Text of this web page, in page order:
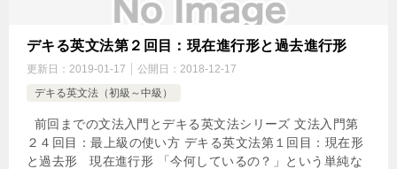
デキる英文法第２回目：現在進行形と過去進行形
更新日： 2019-01-17 公開日： 2018-12-17
デキる英文法（初級～中級）
前回までの文法入門とデキる英文法シリーズ 文法入門第
２４回目：最上級の使い方 デキる英文法第１回目：現在形
と過去形 現在進行形 「今何しているの？」という単純な